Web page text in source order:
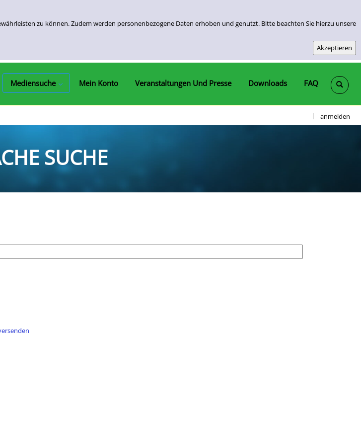
zu können. Zudem werden personenbezogene Daten erhoben und genutzt. Bitte beachten Sie hierzu unsere
Und Kontakt
& Gebühren
Einfache Suche
Erweiterte Suche
Neuerwerbungen
Mediensuche
Mein Konto Veranstaltungen Und Presse Downloads FAQ
| anmelden
SUCHE
wollen.